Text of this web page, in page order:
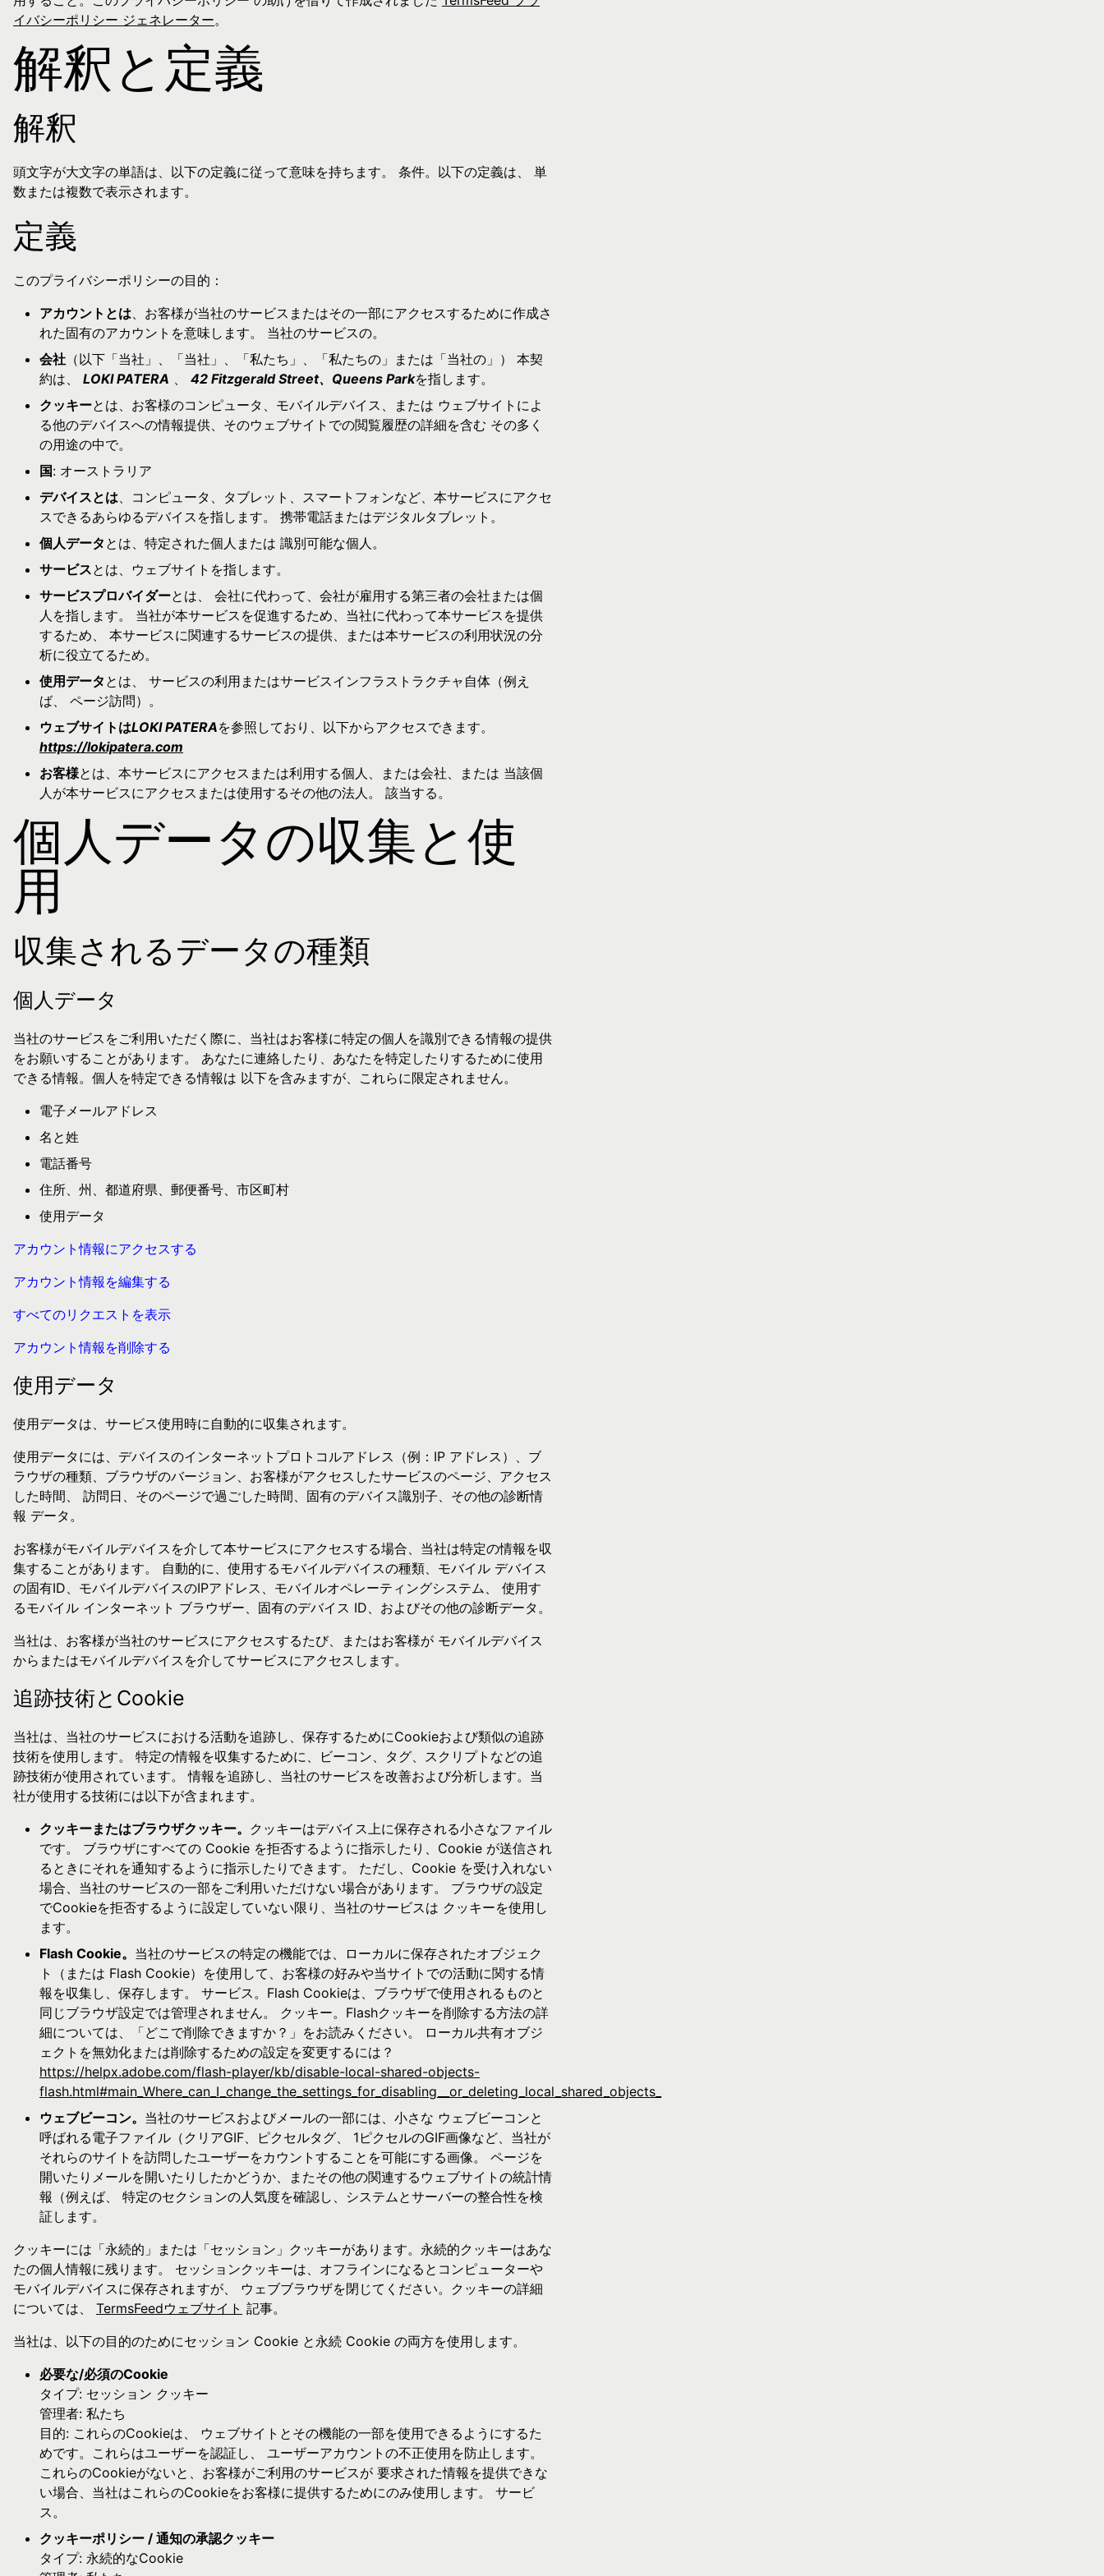
イバシーポリシー ジェネレーター。
解釈と定義
解釈
頭文字が大文字の単語は、以下の定義に従って意味を持ちます。 条件。以下の定義は、 単
数または複数で表示されます。
定義
このプライバシーポリシーの目的：
アカウントとは、お客様が当社のサービスまたはその一部にアクセスするために作成さ
れた固有のアカウントを意味します。 当社のサービスの。
会社 （以下「当社」、「当社」、「私たち」、「私たちの」または「当社の」） 本契
約は、 LOKI PATERA 、 42 Fitzgerald Street、Queens Parkを指します。
クッキーとは、お客様のコンピュータ、モバイルデバイス、または ウェブサイトによ
る他のデバイスへの情報提供、そのウェブサイトでの閲覧履歴の詳細を含む その多く
の用途の中で。
国: オーストラリア
デバイスとは、コンピュータ、タブレット、スマートフォンなど、本サービスにアクセ
スできるあらゆるデバイスを指します。 携帯電話またはデジタルタブレット。
個人データ とは、特定された個人または 識別可能な個人。
サービスとは、ウェブサイトを指します。
サービスプロバイダーとは、 会社に代わって、会社が雇用する第三者の会社または個
人を指します。 当社が本サービスを促進するため、当社に代わって本サービスを提供
するため、 本サービスに関連するサービスの提供、または本サービスの利用状況の分
析に役立てるため。
使用データ とは、 サービスの利用またはサービスインフラストラクチャ自体（例え
ば、 ページ訪問）。
ウェブサイトはLOKI PATERAを参照しており、以下からアクセスできます。
https://lokipatera.com
お客様とは、本サービスにアクセスまたは利用する個人、または会社、または 当該個
人が本サービスにアクセスまたは使用するその他の法人。 該当する。
個人データの収集と使
用
収集されるデータの種類
個人データ
当社のサービスをご利用いただく際に、当社はお客様に特定の個人を識別できる情報の提供
をお願いすることがあります。 あなたに連絡したり、あなたを特定したりするために使用
できる情報。個人を特定できる情報は 以下を含みますが、これらに限定されません。
電子メールアドレス
名と姓
電話番号
住所、州、都道府県、郵便番号、市区町村
使用データ
アカウント情報にアクセスする
アカウント情報を編集する
すべてのリクエストを表示
アカウント情報を削除する
使用データ
使用データは、サービス使用時に自動的に収集されます。
使用データには、デバイスのインターネットプロトコルアドレス（例：IP アドレス）、ブ
ラウザの種類、ブラウザのバージョン、お客様がアクセスしたサービスのページ、アクセス
した時間、 訪問日、そのページで過ごした時間、固有のデバイス識別子、その他の診断情
報 データ。
お客様がモバイルデバイスを介して本サービスにアクセスする場合、当社は特定の情報を収
集することがあります。 自動的に、使用するモバイルデバイスの種類、モバイル デバイス
の固有ID、モバイルデバイスのIPアドレス、モバイルオペレーティングシステム、 使用す
るモバイル インターネット ブラウザー、固有のデバイス ID、およびその他の診断データ。
当社は、お客様が当社のサービスにアクセスするたび、またはお客様が モバイルデバイス
からまたはモバイルデバイスを介してサービスにアクセスします。
追跡技術とCookie
当社は、当社のサービスにおける活動を追跡し、保存するためにCookieおよび類似の追跡
技術を使用します。 特定の情報を収集するために、ビーコン、タグ、スクリプトなどの追
跡技術が使用されています。 情報を追跡し、当社のサービスを改善および分析します。当
社が使用する技術には以下が含まれます。
クッキーまたはブラウザクッキー。 クッキーはデバイス上に保存される小さなファイル
です。 ブラウザにすべての Cookie を拒否するように指示したり、Cookie が送信され
るときにそれを通知するように指示したりできます。 ただし、Cookie を受け入れない
場合、当社のサービスの一部をご利用いただけない場合があります。 ブラウザの設定
でCookieを拒否するように設定していない限り、当社のサービスは クッキーを使用し
ます。
Flash Cookie。 当社のサービスの特定の機能では、ローカルに保存されたオブジェク
ト（または Flash Cookie）を使用して、お客様の好みや当サイトでの活動に関する情
報を収集し、保存します。 サービス。Flash Cookieは、ブラウザで使用されるものと
同じブラウザ設定では管理されません。 クッキー。Flashクッキーを削除する方法の詳
細については、「どこで削除できますか？」をお読みください。 ローカル共有オブジ
ェクトを無効化または削除するための設定を変更するには？
https://helpx.adobe.com/flash-player/kb/disable-local-shared-objects-
flash.html#main_Where_can_I_change_the_settings_for_disabling__or_deleting_local_shared_objects_
ウェブビーコン。 当社のサービスおよびメールの一部には、小さな ウェブビーコンと
呼ばれる電子ファイル（クリアGIF、ピクセルタグ、 1ピクセルのGIF画像など、当社が
それらのサイトを訪問したユーザーをカウントすることを可能にする画像。 ページを
開いたりメールを開いたりしたかどうか、またその他の関連するウェブサイトの統計情
報（例えば、 特定のセクションの人気度を確認し、システムとサーバーの整合性を検
証します。
クッキーには「永続的」または「セッション」クッキーがあります。永続的クッキーはあな
たの個人情報に残ります。 セッションクッキーは、オフラインになるとコンピューターや
モバイルデバイスに保存されますが、 ウェブブラウザを閉じてください。クッキーの詳細
については、 TermsFeedウェブサイト 記事。
当社は、以下の目的のためにセッション Cookie と永続 Cookie の両方を使用します。
必要な/必須のCookie
タイプ: セッション クッキー
管理者: 私たち
目的: これらのCookieは、 ウェブサイトとその機能の一部を使用できるようにするた
めです。これらはユーザーを認証し、 ユーザーアカウントの不正使用を防止します。
これらのCookieがないと、お客様がご利用のサービスが 要求された情報を提供できな
い場合、当社はこれらのCookieをお客様に提供するためにのみ使用します。 サービ
ス。
クッキーポリシー / 通知の承認クッキー
タイプ: 永続的なCookie